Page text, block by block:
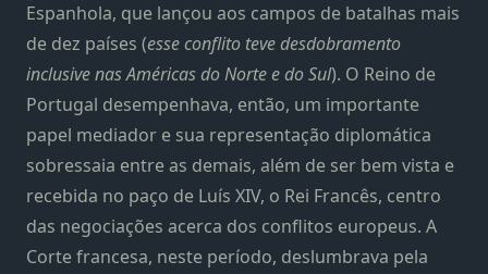
Espanhola, que lançou aos campos de batalhas mais
de dez países (esse conflito teve desdobramento
inclusive nas Américas do Norte e do Sul). O Reino de
Portugal desempenhava, então, um importante
papel mediador e sua representação diplomática
sobressaia entre as demais, além de ser bem vista e
recebida no paço de Luís XIV, o Rei Francês, centro
das negociações acerca dos conflitos europeus. A
Corte francesa, neste período, deslumbrava pela